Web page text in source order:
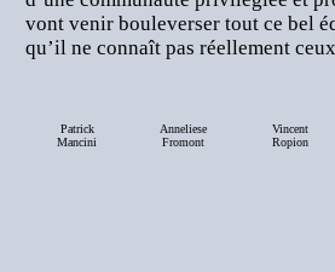
vont venir bouleverser tout ce bel
qu’il ne connaît pas réellement
Patrick
Mancini
Anneliese
Fromont
Vincent
Ropion